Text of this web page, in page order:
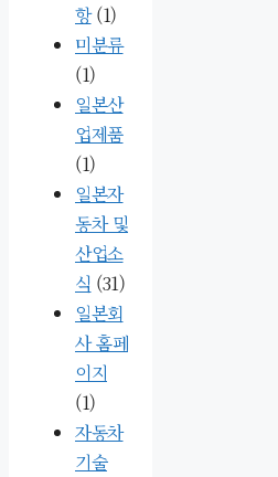
항(1)
미분류
(1)
일본산
업제품
(1)
일본자
동차 및
산업소
식 (31)
일본회
사 홈페
이지
(1)
자동차
기술